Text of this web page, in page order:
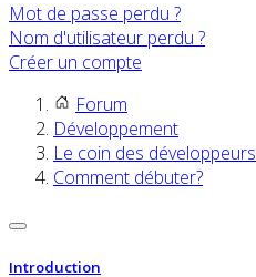
Mot de passe perdu ?
Nom d'utilisateur perdu ?
Créer un compte
Forum
Développement
Le coin des développeurs
Comment débuter?
Introduction